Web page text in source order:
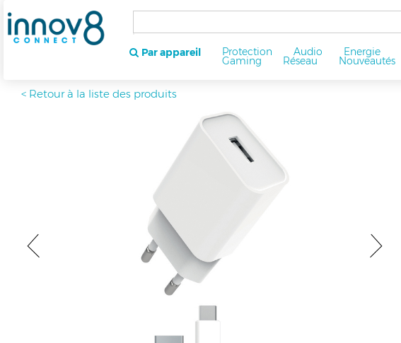
Par appareil Protection Audio Energie
Gaming Réseau Nouveautés
< Retour à la liste des produits